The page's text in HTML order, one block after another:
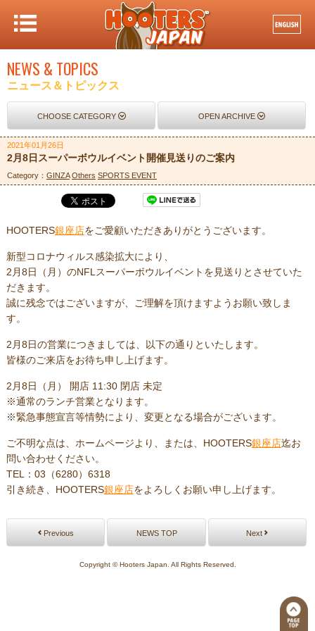
NEWS & TOPICS
ニュース＆トピックス
CHOOSE CATEGORY OPEN ARCHIVE
2021年01月26日
2月8日スーパーボウルイベント開催見送りのご案内
Category： GINZA Others SPORTS EVENT
HOOTERS銀座店をご愛顧いただきありがとうございます。
新型コロナウィルス感染拡大により、
2月8日（月）のNFLスーパーボウルイベントを見送りとさせていた
だきます。
誠に残念ではございますが、ご理解を頂けますようお願い致しま
す。
2月8日の営業につきましては、以下の通りといたします。
皆様のご来店をお待ち申し上げます。
2月8日（月） 開店 11:30 閉店 未定
※通常のランチ営業となります。
※緊急事態宣言等情勢により、変更となる場合がございます。
ご不明な点は、ホームページより、または、HOOTERS銀座店迄お
問い合わせください。
TEL：03（6280）6318
引き続き、HOOTERS銀座店をよろしくお願い申し上げます。
Previous NEWS TOP Next
Copyright © Hooters Japan. All Rights Reserved.